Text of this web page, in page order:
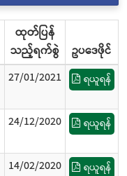
ထုတ်ပြန်
သည့်ရက်စွဲ
ဥပဒေဖိုင်
27/01/2021 ရယူရန်
24/12/2020 ရယူရန်
14/02/2020 ရယူရန်